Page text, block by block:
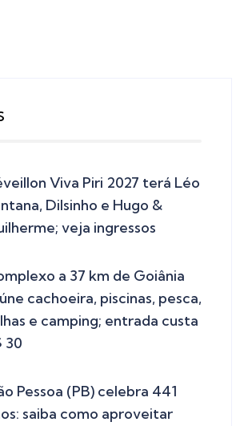
Viva Piri 2027 terá Léo
Dilsinho e Hugo &
veja ingressos
a 37 km de Goiânia
cachoeira, piscinas, pesca,
e camping; entrada custa
30
Pessoa (PB) celebra 441
saiba como aproveitar